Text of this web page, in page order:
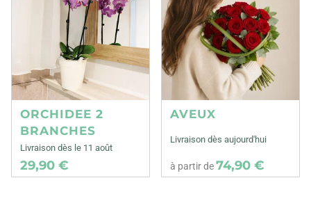
ORCHIDEE 2
BRANCHES
Livraison dès le 11 août
29,90 €
AVEUX
Livraison dès aujourd'hui
à partir de74,90 €